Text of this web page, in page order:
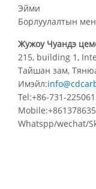
Эйми
Борлуулалтын
Жужоу Чуандэ
215, building 1,
Тайшан зам,
Имэйл:
Tel:+86-731-
Whatspp/wechat/